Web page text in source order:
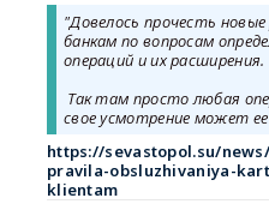
"Довелось прочесть
банкам по вопросам
операций и их расширения.
Так там просто любая
свое усмотрение может
https://sevastopol.su/
pravila-obsluzhivaniya-
klientam